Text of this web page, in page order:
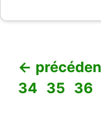
←
34 Page
35 36